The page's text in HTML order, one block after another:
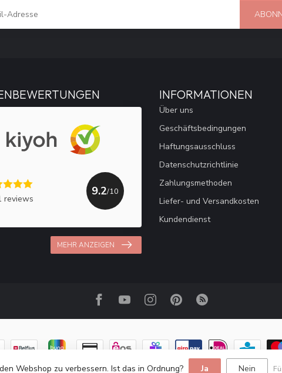
reviews
9.2/10
MEHR ANZEIGEN
INFORMATIONEN
Über uns
Geschäftsbedingungen
Haftungsausschluss
Datenschutzrichtlinie
Zahlungsmethoden
Liefer- und Versandkosten
Kundendienst
Webshop zu verbessern. Ist das in Ordnung? Ja Nein